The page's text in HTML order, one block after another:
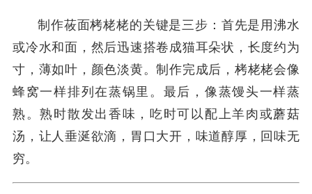
制作莜面栲栳栳的关键是三步：首先是用沸水
或冷水和面，然后迅速搭卷成猫耳朵状，长度约为
寸，薄如叶，颜色淡黄。制作完成后，栲栳栳会像
蜂窝一样排列在蒸锅里。最后，像蒸馒头一样蒸
熟。熟时散发出香味，吃时可以配上羊肉或蘑菇
汤，让人垂涎欲滴，胃口大开，味道醇厚，回味无
穷。